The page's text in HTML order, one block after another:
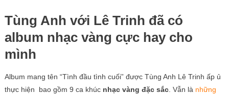
Tùng Anh với Lê Trinh đã có
album nhạc vàng cực hay cho
mình
Album mang tên “Tình đầu tình cuối” được Tùng Anh Lê Trinh ấp ủ
thực hiện bao gồm 9 ca khúc nhạc vàng đặc sắc. Vẫn là những